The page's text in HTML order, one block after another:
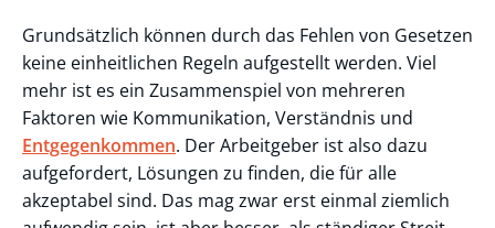
Grundsätzlich können durch das Fehlen von Gesetzen
keine einheitlichen Regeln aufgestellt werden. Viel
mehr ist es ein Zusammenspiel von mehreren
Faktoren wie Kommunikation, Verständnis und
Entgegenkommen. Der Arbeitgeber ist also dazu
aufgefordert, Lösungen zu finden, die für alle
akzeptabel sind. Das mag zwar erst einmal ziemlich